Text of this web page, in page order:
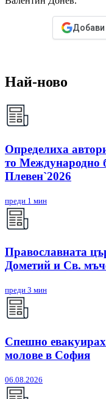
Добави
Най-ново
Определиха
то Международно
Плевен`2026
преди 1 мин
Православната
Дометий и Св.
преди 3 мин
Спешно
молове в София
06.08.2026